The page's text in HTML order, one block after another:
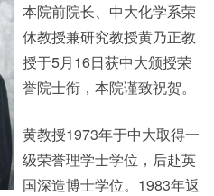
本院前院长、中大化学系荣
休教授兼研究教授黄乃正教
授于5月16日获中大颁授荣
誉院士衔，本院谨致祝贺。
黄教授1973年于中大取得一
级荣誉理学士学位，后赴英
国深造博士学位。1983年返